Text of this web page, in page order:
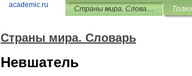
academic.ru Страны мира. Словарь
Страны мира. Словарь
Невшатель